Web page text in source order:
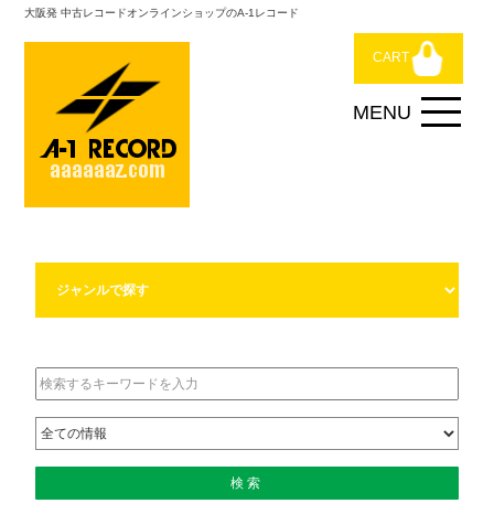
大阪発 中古レコードオンラインショップのA-1レコード
CART